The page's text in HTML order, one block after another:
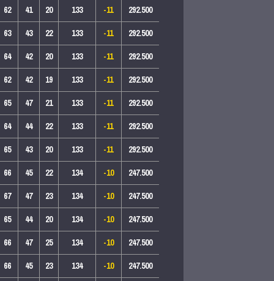
62
41 20 133 -11
292.500
63
43 22 133 -11
292.500
64
42 20 133 -11
292.500
62
42 19 133 -11
292.500
65
47 21 133 -11
292.500
64
44 22 133 -11
292.500
65
43 20 133 -11
292.500
66
45 22 134 -10
247.500
67
47 23 134 -10
247.500
65
44 20 134 -10
247.500
66
47 25 134 -10
247.500
66
45 23 134 -10
247.500